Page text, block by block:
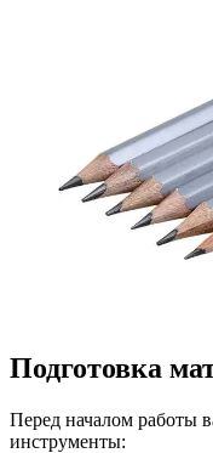
Подготовка
Перед началом работы
инструменты: